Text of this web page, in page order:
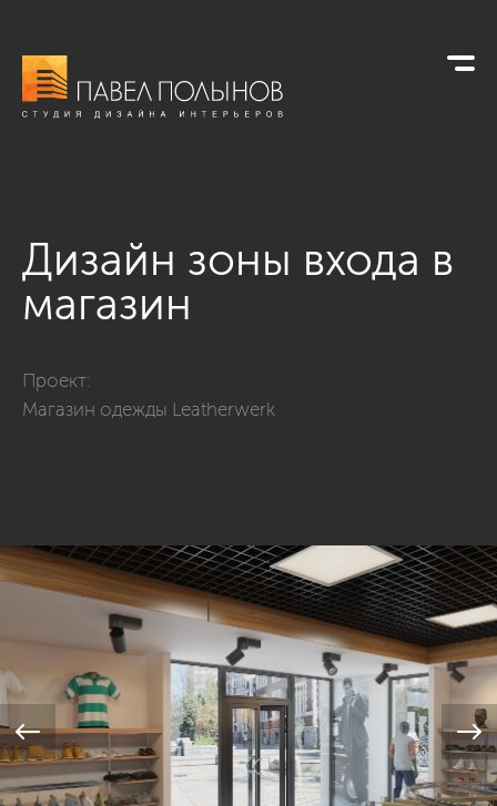
Дизайн зоны входа в
магазин
Проект:
Магазин одежды Leatherwerk